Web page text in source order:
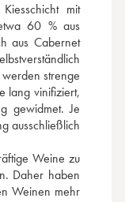
mit
60 % aus
aus Cabernet
strenge
lang vinifiziert,
gewidmet. Je
ausschließlich
Weine zu
Daher haben
Weinen mehr